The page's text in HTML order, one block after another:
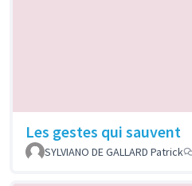
Les gestes qui sauvent
SYLVIANO DE GALLARD Patrick